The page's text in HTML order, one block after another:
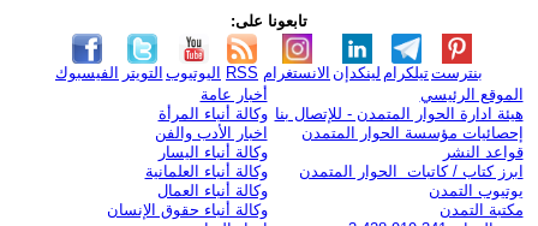
تابعونا على:
الفيسبوك التويتر اليوتيوب RSS الانستغرام لينكدإن تيلكرامبنترست
الموقع الرئيسي
هيئة ادارة الحوار المتمدن - للإتصال بنا
إحصائيات مؤسسة الحوار المتمدن
قواعد النشر
ابرز كتاب / كاتبات الحوار المتمدن
يوتيوب التمدن
مكتبة التمدن
أخبار عامة
وكالة أنباء المرأة
اخبار الأدب والفن
وكالة أنباء اليسار
وكالة أنباء العلمانية
وكالة أنباء العمال
وكالة أنباء حقوق الإنسان